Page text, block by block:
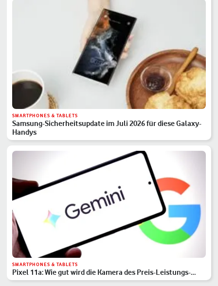
SMARTPHONES & TABLETS
Samsung-Sicherheitsupdate im Juli 2026 für diese Galaxy-
Handys
SMARTPHONES & TABLETS
Pixel 11a: Wie gut wird die Kamera des Preis-Leistungs-
Hits?